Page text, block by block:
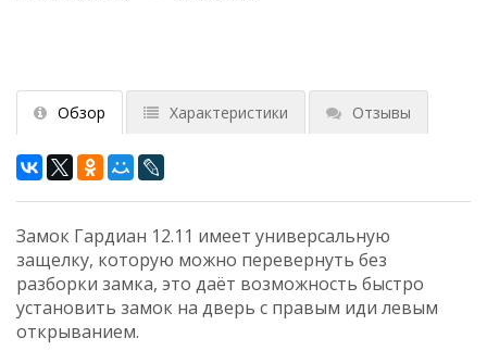
Обзор Характеристики Отзывы
Замок Гардиан 12.11 имеет универсальную
защелку, которую можно перевернуть без
разборки замка, это даёт возможность быстро
установить замок на дверь с правым иди левым
открыванием.